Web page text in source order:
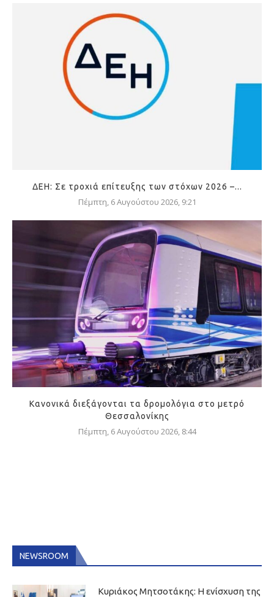
ΔΕΗ: Σε τροχιά επίτευξης των στόχων 2026 –...
Πέμπτη, 6 Αυγούστου 2026, 9:21
Κανονικά διεξάγονται τα δρομολόγια στο μετρό
Θεσσαλονίκης
Πέμπτη, 6 Αυγούστου 2026, 8:44
NEWSROOM
Κυριάκος Μητσοτάκης: Η ενίσχυση της